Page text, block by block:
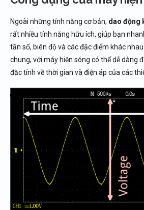
Ngoài những tính năng cơ bản, dao động
rất nhiều tính năng hữu ích, giúp bạn
tần số, biên độ và các đặc điểm khác
chung, với máy hiện sóng có thể dễ dàng
đặc tính về thời gian và điện áp của các